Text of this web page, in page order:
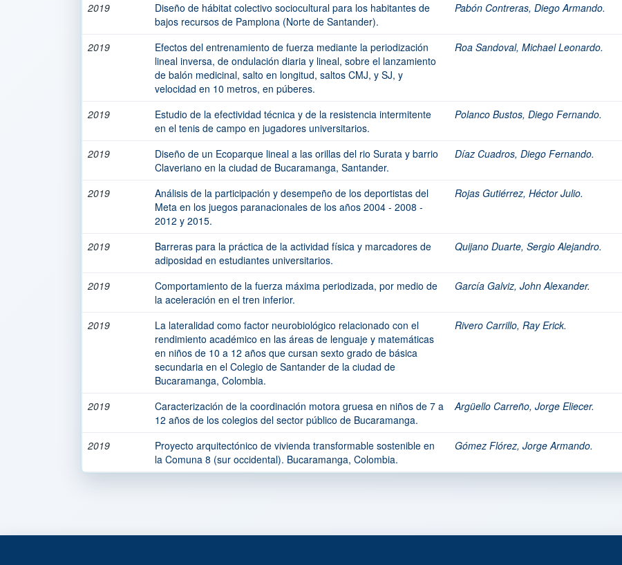
2019
Diseño de hábitat colectivo sociocultural para los habitantes de
bajos recursos de Pamplona (Norte de Santander).
Pabón Contreras, Diego Armando.
2019
Efectos del entrenamiento de fuerza mediante la periodización
lineal inversa, de ondulación diaria y lineal, sobre el lanzamiento
de balón medicinal, salto en longitud, saltos CMJ, y SJ, y
velocidad en 10 metros, en púberes.
Roa Sandoval, Michael Leonardo.
2019
Estudio de la efectividad técnica y de la resistencia intermitente
en el tenis de campo en jugadores universitarios.
Polanco Bustos, Diego Fernando.
2019
Diseño de un Ecoparque lineal a las orillas del rio Surata y barrio
Claveriano en la ciudad de Bucaramanga, Santander.
Díaz Cuadros, Diego Fernando.
2019
Análisis de la participación y desempeño de los deportistas del
Meta en los juegos paranacionales de los años 2004 - 2008 -
2012 y 2015.
Rojas Gutiérrez, Héctor Julio.
2019
Barreras para la práctica de la actividad física y marcadores de
adiposidad en estudiantes universitarios.
Quijano Duarte, Sergio Alejandro.
2019
Comportamiento de la fuerza máxima periodizada, por medio de
la aceleración en el tren inferior.
García Galviz, John Alexander.
2019
La lateralidad como factor neurobiológico relacionado con el
rendimiento académico en las áreas de lenguaje y matemáticas
en niños de 10 a 12 años que cursan sexto grado de básica
secundaria en el Colegio de Santander de la ciudad de
Bucaramanga, Colombia.
Rivero Carrillo, Ray Erick.
2019
Caracterización de la coordinación motora gruesa en niños de 7 a
12 años de los colegios del sector público de Bucaramanga.
Argüello Carreño, Jorge Eliecer.
2019
Proyecto arquitectónico de vivienda transformable sostenible en
la Comuna 8 (sur occidental). Bucaramanga, Colombia.
Gómez Flórez, Jorge Armando.